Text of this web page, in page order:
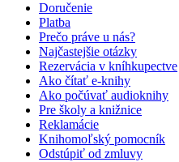
Doručenie
Platba
Prečo práve u nás?
Najčastejšie otázky
Rezervácia v kníhkupectve
Ako čítať e-knihy
Ako počúvať audioknihy
Pre školy a knižnice
Reklamácie
Knihomoľský pomocník
Odstúpiť od zmluvy